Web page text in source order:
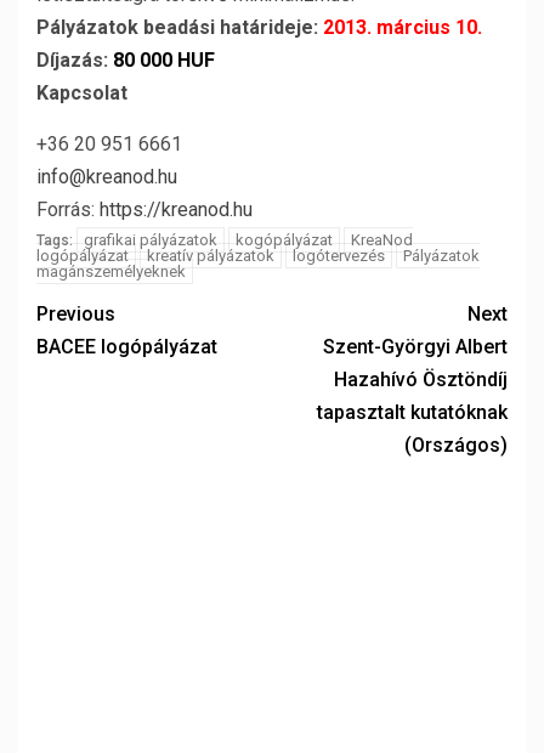
Pályázatok beadási határideje: 2013. március 10.
Díjazás: 80 000 HUF
Kapcsolat
+36 20 951 6661
info@kreanod.hu
Forrás: https://kreanod.hu
Tags: grafikai pályázatok kogópályázat
KreaNod
logópályázat
kreatív pályázatok logótervezés
Pályázatok
magánszemélyeknek
Previous
BACEE logópályázat
Next
Szent-Györgyi Albert
Hazahívó Ösztöndíj
tapasztalt kutatóknak
(Országos)